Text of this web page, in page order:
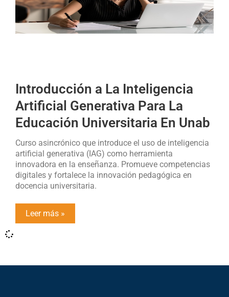
Introducción a La Inteligencia
Artificial Generativa Para La
Educación Universitaria En Unab
Curso asincrónico que introduce el uso de inteligencia
artificial generativa (IAG) como herramienta
innovadora en la enseñanza. Promueve competencias
digitales y fortalece la innovación pedagógica en
docencia universitaria.
Leer más »